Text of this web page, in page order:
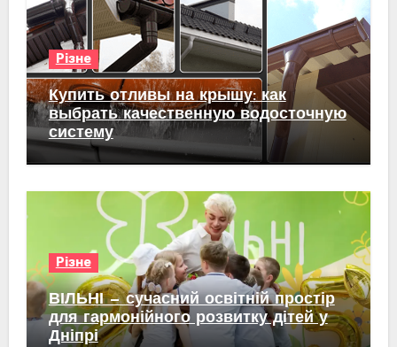
Різне
Купить отливы на крышу: как
выбрать качественную водосточную
систему
Різне
ВІЛЬНІ — сучасний освітній простір
для гармонійного розвитку дітей у
Дніпрі